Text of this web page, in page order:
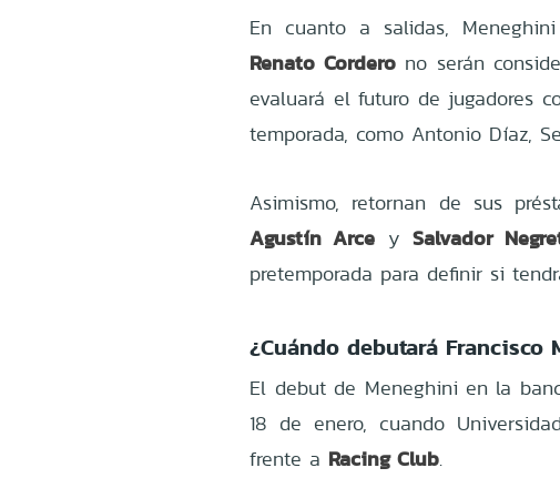
En cuanto a salidas,
Renato Corderono serán
evaluará el futuro de jugadores
temporada, como Antonio Díaz,
Asimismo, retornan de sus
Agustín Arce y Salvador
pretemporada para definir si
¿Cuándo debutará Francisco
El debut de Meneghini en la
18 de enero, cuando
frente a Racing Club.